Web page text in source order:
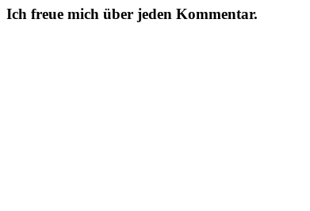
Ich freue mich über jeden Kommentar.